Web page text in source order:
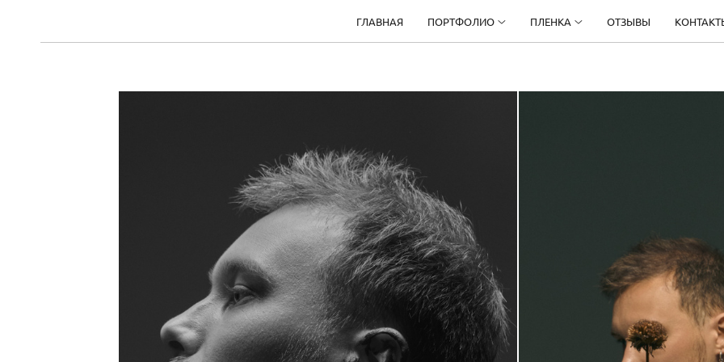
ГЛАВНАЯ ПОРТФОЛИО ПЛЕНКА ОТЗЫВЫ